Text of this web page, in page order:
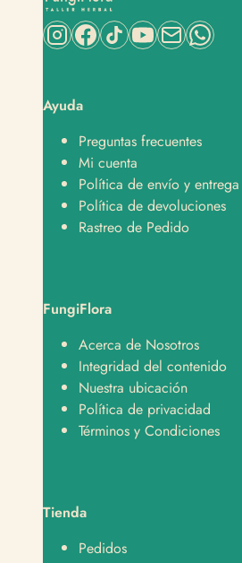
Ayuda
Preguntas frecuentes
Mi cuenta
Política de envío y entrega
Política de devoluciones
Rastreo de Pedido
FungiFlora
Acerca de Nosotros
Integridad del contenido
Nuestra ubicación
Política de privacidad
Términos y Condiciones
Tienda
Pedidos
Soporte
¿En qué te podemos ayudar?
Hola, quiero hacer un pedido 🛒
Hola, tengo una consulta sobre un
Hola, tengo una pregunta sobre un